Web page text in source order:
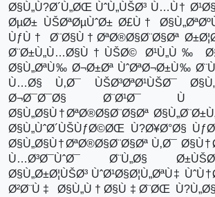
Ø§Ù„Ù?Ø´Ù„ØŒ ÙˆÙ„ÙŠØ³ Ù…Ù†
ØµØ± ÙŠØªØµÙˆØ± Ø£Ù†
ÙƒÙ† Ø¨Ø§Ù†ØªØ®Ø§Ø¨Ø§Øª
Ø¨Ø±Ù„Ù…Ø§Ù†ÙŠØ© Ø¹Ù„Ù‰
Ø§Ù„ØªÙ‰ Ø¬Ø±Øª ÙˆØªØ¬Ø±Ù‰
Ù…Ø§ Ù‚Ø¯ ÙŠØ³ØªØ¹ÙŠØ¯
Ø¬Ø¯Ø¯Ø§ Ø¨Ø¹Ø¯
Ø§Ù„Ø§Ù†ØªØ®Ø§Ø¨Ø§Øª
Ø§Ù„ÙˆØ´ÙŠÙƒØ©ØŒ Ù?Ø¥Ø°Ø§
Ø§Ù„Ø§Ù†ØªØ®Ø§Ø¨Ø§Øª Ù‚Ø¯
Ù…Ø³Ø¯ÙˆØ¯ Ø¨Ù„Ø§
Ø§Ù„Ø±Ø¦ÙŠØ³ ÙˆØ¹Ø§Ø¦Ù„ØªÙ‡
Ø²Ø¨Ù‡ Ø§Ù„Ù†Ø§Ù‡Ø¨ØŒ